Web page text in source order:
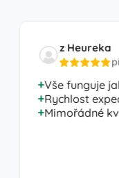
z Heureka
Vše funguje jak
Rychlost
Mimořádné